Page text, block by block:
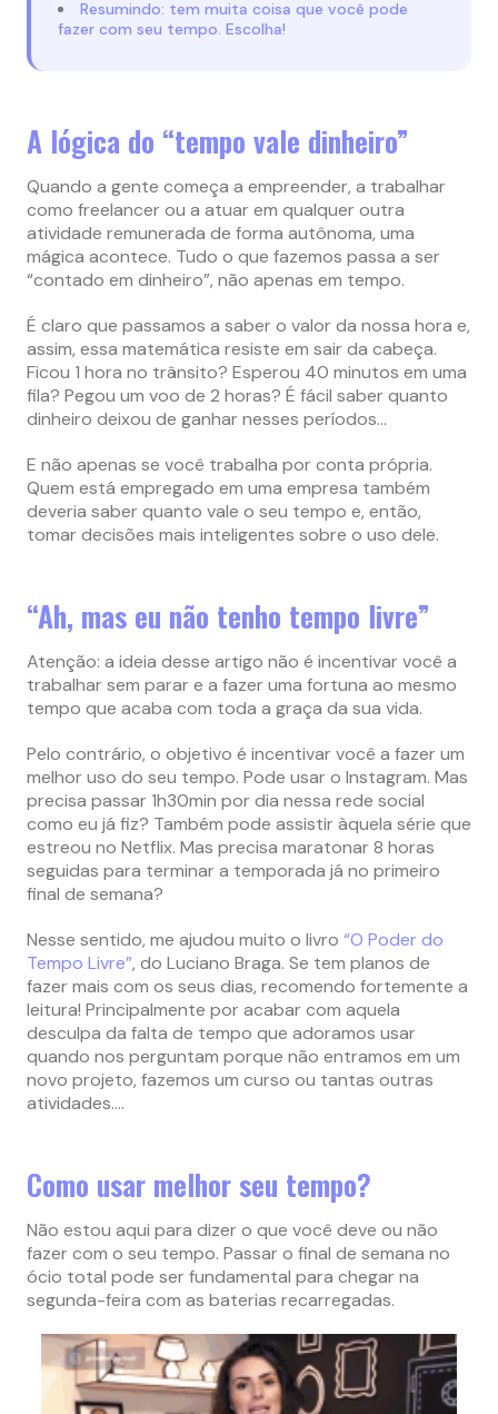
Resumindo: tem muita coisa que você pode
fazer com seu tempo. Escolha!
A lógica do “tempo vale dinheiro”
Quando a gente começa a empreender, a trabalhar
como freelancer ou a atuar em qualquer outra
atividade remunerada de forma autônoma, uma
mágica acontece. Tudo o que fazemos passa a ser
“contado em dinheiro”, não apenas em tempo.
É claro que passamos a saber o valor da nossa hora e,
assim, essa matemática resiste em sair da cabeça.
Ficou 1 hora no trânsito? Esperou 40 minutos em uma
fila? Pegou um voo de 2 horas? É fácil saber quanto
dinheiro deixou de ganhar nesses períodos…
E não apenas se você trabalha por conta própria.
Quem está empregado em uma empresa também
deveria saber quanto vale o seu tempo e, então,
tomar decisões mais inteligentes sobre o uso dele.
“Ah, mas eu não tenho tempo livre”
Atenção: a ideia desse artigo não é incentivar você a
trabalhar sem parar e a fazer uma fortuna ao mesmo
tempo que acaba com toda a graça da sua vida.
Pelo contrário, o objetivo é incentivar você a fazer um
melhor uso do seu tempo. Pode usar o Instagram. Mas
precisa passar 1h30min por dia nessa rede social
como eu já fiz? Também pode assistir àquela série que
estreou no Netflix. Mas precisa maratonar 8 horas
seguidas para terminar a temporada já no primeiro
final de semana?
Nesse sentido, me ajudou muito o livro “O Poder do
Tempo Livre”, do Luciano Braga. Se tem planos de
fazer mais com os seus dias, recomendo fortemente a
leitura! Principalmente por acabar com aquela
desculpa da falta de tempo que adoramos usar
quando nos perguntam porque não entramos em um
novo projeto, fazemos um curso ou tantas outras
atividades….
Como usar melhor seu tempo?
Não estou aqui para dizer o que você deve ou não
fazer com o seu tempo. Passar o final de semana no
ócio total pode ser fundamental para chegar na
segunda-feira com as baterias recarregadas.